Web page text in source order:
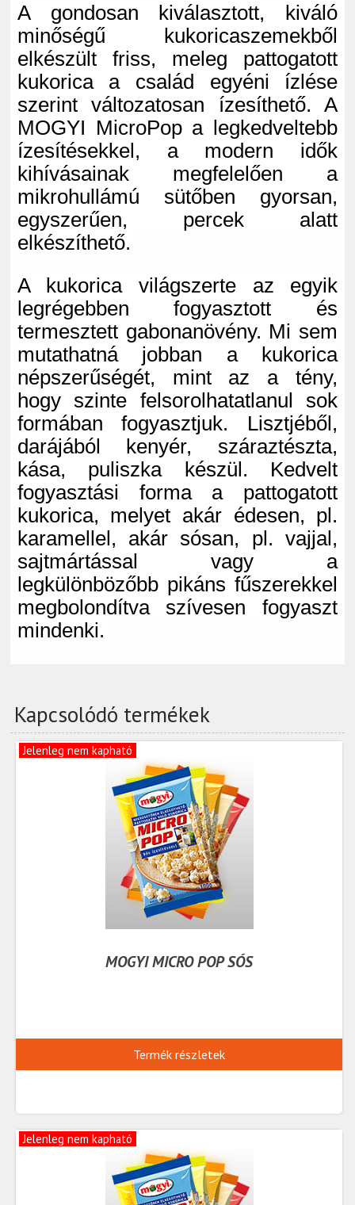
A gondosan kiválasztott, kiváló
minőségű kukoricaszemekből
elkészült friss, meleg pattogatott
kukorica a család egyéni ízlése
szerint változatosan ízesíthető. A
MOGYI MicroPop a legkedveltebb
ízesítésekkel, a modern idők
kihívásainak megfelelően a
mikrohullámú sütőben gyorsan,
egyszerűen, percek alatt
elkészíthető.
A kukorica világszerte az egyik
legrégebben fogyasztott és
termesztett gabonanövény. Mi sem
mutathatná jobban a kukorica
népszerűségét, mint az a tény,
hogy szinte felsorolhatatlanul sok
formában fogyasztjuk. Lisztjéből,
darájából kenyér, száraztészta,
kása, puliszka készül. Kedvelt
fogyasztási forma a pattogatott
kukorica, melyet akár édesen, pl.
karamellel, akár sósan, pl. vajjal,
sajtmártással vagy a
legkülönbözőbb pikáns fűszerekkel
megbolondítva szívesen fogyaszt
mindenki.
Kapcsolódó termékek
Jelenleg nem kapható
MOGYI MICRO POP SÓS
Termék részletek
Jelenleg nem kapható